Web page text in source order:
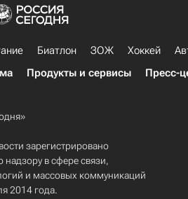
Биатлон ЗОЖ Хоккей
Продукты и сервисы Пресс-
зарегистрировано
в сфере связи,
и массовых коммуникаций
2014 года.